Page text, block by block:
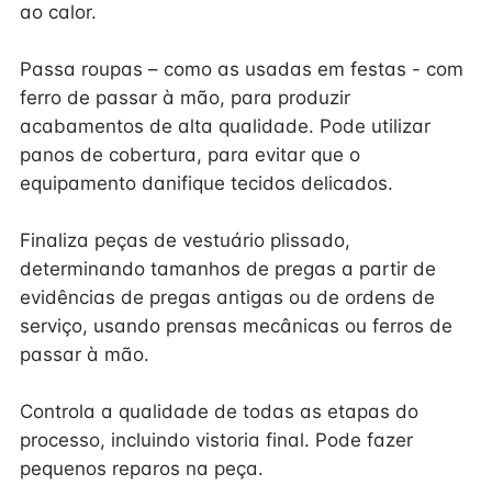
ao calor.
Passa roupas – como as usadas em festas - com
ferro de passar à mão, para produzir
acabamentos de alta qualidade. Pode utilizar
panos de cobertura, para evitar que o
equipamento danifique tecidos delicados.
Finaliza peças de vestuário plissado,
determinando tamanhos de pregas a partir de
evidências de pregas antigas ou de ordens de
serviço, usando prensas mecânicas ou ferros de
passar à mão.
Controla a qualidade de todas as etapas do
processo, incluindo vistoria final. Pode fazer
pequenos reparos na peça.